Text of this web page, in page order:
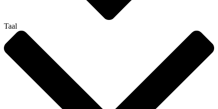
Taal